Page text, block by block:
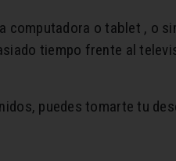
computadora o tablet , o
tiempo frente al
puedes tomarte tu